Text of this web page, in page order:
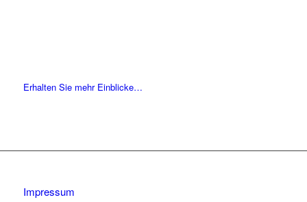
Erhalten Sie mehr Einblicke…
Impressum